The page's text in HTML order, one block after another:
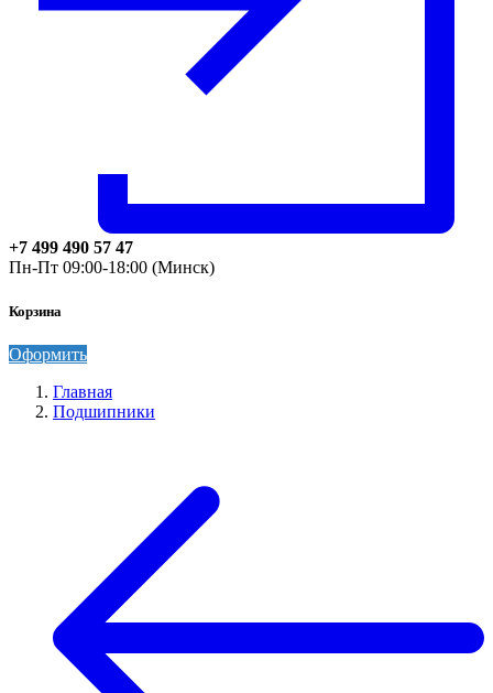
+7 499 490 57 47
Пн-Пт 09:00-18:00 (Минск)
Корзина
Оформить
Главная
Подшипники